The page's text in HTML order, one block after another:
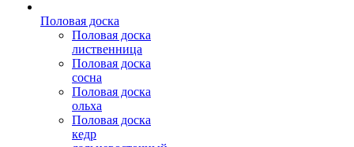
Половая доска
Половая доска
лиственница
Половая доска
сосна
Половая доска
ольха
Половая доска
кедр